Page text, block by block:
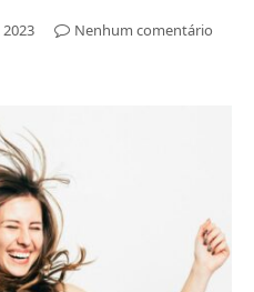
Nenhum comentário